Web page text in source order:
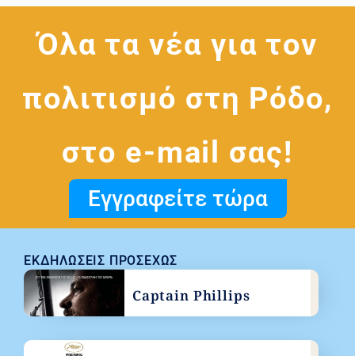
Όλα τα νέα για τον
πολιτισμό στη Ρόδο,
στο e-mail σας!
Εγγραφείτε τώρα
ΕΚΔΗΛΏΣΕΙΣ ΠΡΟΣΕΧΏΣ
Captain Phillips